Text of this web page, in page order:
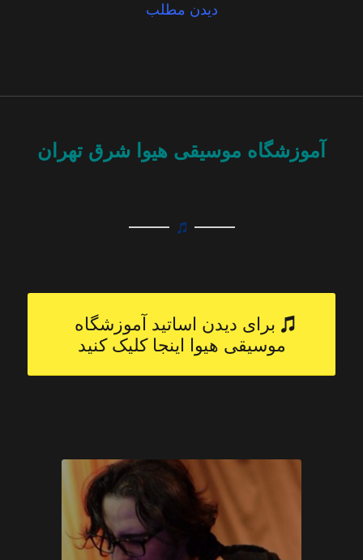
دیدن مطلب
آموزشگاه موسیقی هیوا شرق تهران
برای دیدن اساتید آموزشگاه
موسیقی هیوا اینجا کلیک کنید